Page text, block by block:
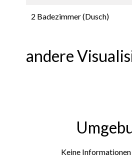
2 Badezimmer (Dusch)
andere
Keine